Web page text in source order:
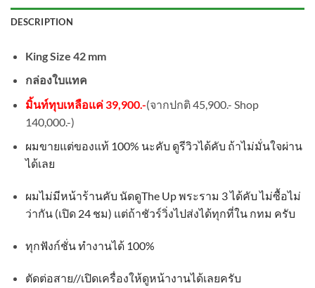
DESCRIPTION
King Size 42 mm
กล่องใบแทค
มิ้นท์ทุบเหลือแค่ 39,900.-(จากปกติ 45,900.- Shop
140,000.-)
ผมขายแต่ของแท้ 100% นะคับ ดูรีวิวได้คับ ถ้าไม่มั่นใจผ่าน
ได้เลย
ผมไม่มีหน้าร้านคับ นัดดูThe Upพระราม 3ได้คับ ไม่ซื้อไม่
ว่ากัน(เปิด24 ชม) แต่ถ้าชัวร์วิ่งไปส่งได้ทุกที่ใน กทม ครับ
ทุกฟังก์ชั่น ทำงานได้100%
ตัดต่อสาย//เปิดเครื่องให้ดูหน้างานได้เลยครับ